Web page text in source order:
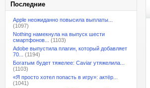
Последние
Apple неожиданно повысила выплаты...
(1097)
Nothing намекнула на выпуск шести
смартфонов...
(1103)
Adobe выпустила плагин, который добавляет
70...
(1194)
Богатым будет тяжелее: Caviar утяжелила...
(1103)
«Я просто хотел попасть в игру»: актёр...
(1041)